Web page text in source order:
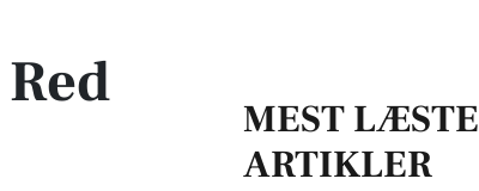
MEST LÆSTE
ARTIKLER